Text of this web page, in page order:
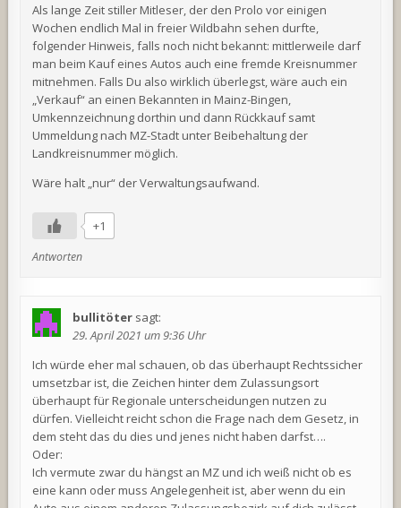
Als lange Zeit stiller Mitleser, der den Prolo vor einigen
Wochen endlich Mal in freier Wildbahn sehen durfte,
folgender Hinweis, falls noch nicht bekannt: mittlerweile darf
man beim Kauf eines Autos auch eine fremde Kreisnummer
mitnehmen. Falls Du also wirklich überlegst, wäre auch ein
„Verkauf“ an einen Bekannten in Mainz-Bingen,
Umkennzeichnung dorthin und dann Rückkauf samt
Ummeldung nach MZ-Stadt unter Beibehaltung der
Landkreisnummer möglich.
Wäre halt „nur“ der Verwaltungsaufwand.
+1
Antworten
bullitöter sagt:
29. April 2021 um 9:36 Uhr
Ich würde eher mal schauen, ob das überhaupt Rechtssicher
umsetzbar ist, die Zeichen hinter dem Zulassungsort
überhaupt für Regionale unterscheidungen nutzen zu
dürfen. Vielleicht reicht schon die Frage nach dem Gesetz, in
dem steht das du dies und jenes nicht haben darfst….
Oder:
Ich vermute zwar du hängst an MZ und ich weiß nicht ob es
eine kann oder muss Angelegenheit ist, aber wenn du ein